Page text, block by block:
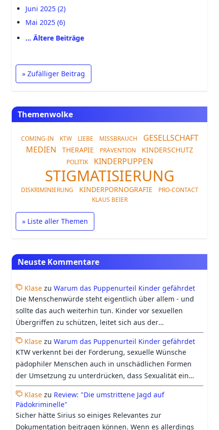
Juni 2025 (2)
Mai 2025 (6)
… Ältere Beiträge
» Zufälliger Beitrag
Themenwolke
COMING-IN KTW LIEBE MISSBRAUCH
GESELLSCHAFT
MEDIEN
THERAPIE PRÄVENTION KINDERSCHUTZ
POLITIK KINDERPUPPEN
STIGMATISIERUNG
DISKRIMINIERUNG KINDERPORNOGRAFIE
PRO-CONTACT
KLAUS BEIER
» Liste aller Themen
Neuste Kommentare
Klase zu Warum das Puppenurteil Kinder gefährdet
Die Menschenwürde steht eigentlich über allem - und
sollte das auch weiterhin tun. Kinder vor sexuellen
Übergriffen zu schützen, leitet sich aus der
Menschenwürde ab.
Klase zu Warum das Puppenurteil Kinder gefährdet
KTW verkennt bei der Forderung, sexuelle Wünsche
pädophiler Menschen auch in unschädlichen Formen
der Umsetzung zu unterdrücken, dass Sexualität ein
Grundbedürfnis ist, welches nicht nur identitätsstiftend,
sondern auch für die Gesundheit wichtig ist und ihre
„Auslebung“ daher Teil der Menschenrechte ist, sofern
niemand dabei zu Schaden kommt, was gerade bei
Klase zu Review: "Die umstrittene Jagd auf
Pädokriminelle"
Sicher hätte Sirius so einiges Relevantes zur
Dokumentation beitragen können. Wenn es allerdings